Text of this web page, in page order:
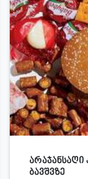
არაჯანსაღი
ბავშვზე